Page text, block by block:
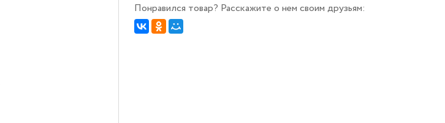
Понравился товар? Расскажите о нем своим друзьям: